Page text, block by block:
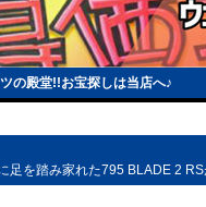
の殿堂!!お宝探しは当店へ♪
足を踏み家れた795 BLADE 2